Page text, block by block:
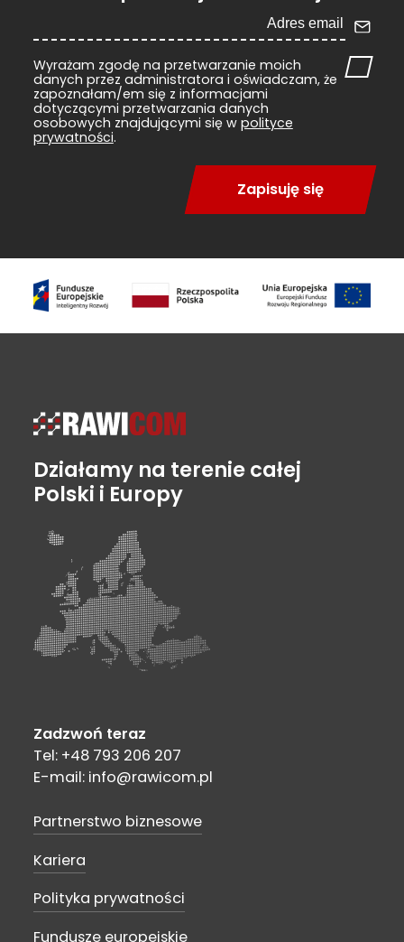
Działamy na terenie całej
Polski i Europy
Zadzwoń teraz
Tel: +48 793 206 207
E-mail: info@rawicom.pl
Partnerstwo biznesowe
Kariera
Polityka prywatności
Fundusze europejskie
Wyrażam zgodę na przetwarzanie moich
danych przez administratora i oświadczam, że
zapoznałam/em się z informacjami
dotyczącymi przetwarzania danych
osobowych znajdującymi się w polityce
prywatności.
Zapisuję się